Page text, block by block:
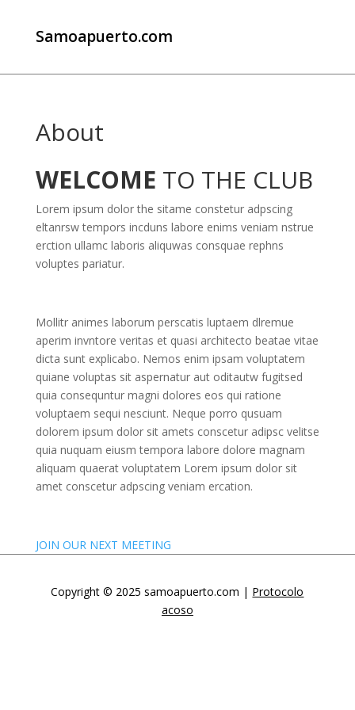
Samoapuerto.com
About
WELCOME TO THE CLUB
Lorem ipsum dolor the sitame constetur adpscing
eltanrsw tempors incduns labore enims veniam nstrue
erction ullamc laboris aliquwas consquae rephns
voluptes pariatur.
Mollitr animes laborum perscatis luptaem dlremue
aperim invntore veritas et quasi architecto beatae vitae
dicta sunt explicabo. Nemos enim ipsam voluptatem
quiane voluptas sit aspernatur aut oditautw fugitsed
quia consequntur magni dolores eos qui ratione
voluptaem sequi nesciunt. Neque porro qusuam
dolorem ipsum dolor sit amets conscetur adipsc velitse
quia nuquam eiusm tempora labore dolore magnam
aliquam quaerat voluptatem Lorem ipsum dolor sit
amet conscetur adpscing veniam ercation.
JOIN OUR NEXT MEETING
Copyright © 2025 samoapuerto.com | Protocolo
acoso